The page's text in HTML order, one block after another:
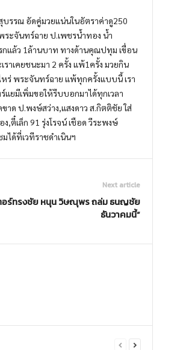
บรรณ อัดคู่มวยแน่นในอัตราค่าดู250
ะจันทร์ฉาย ป.เพชรน้ำทอง น้ำ
กแล้ว 1ล้านบาท ทางด้านคุณปทุม เขื่อน
าเคยชนะมา 2 ครั้ง แพ้1ครั้ง มวยกิน
ร่ พระจันทร์ฉาย แพ้ทุกครั้งแบบนี้ เรา
ยมีเพิ่มขอให้รีบบอกมาได้ทุกเวลา
าด ป.พงษ์สว่าง,แสงดาว ส.กิตติชัย ใส่
ตี๋เล็ก 91 รุ่งโรจน์ เชือด วีระพงษ์
ได้ที่เวทีราชดำเนินฯ
Next article
อร์ทรงชัย หนุน วิษณุพร ถล่ม ธนญชัย
ธันวาคมนี้”